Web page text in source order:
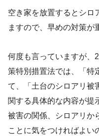
空き家を放置するとシロ
ますので、早めの対策が
何度も言っていますが、
策特別措置法では、「特
て、「土台のシロアリ被
関する具体的な内容が提
被害の関係、シロアリか
ことに気をつければよい